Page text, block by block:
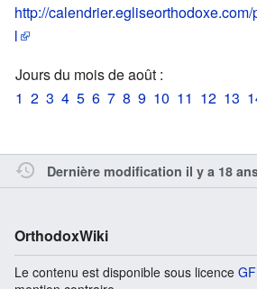
http://
l
Jours du mois de août :
1 2 3 4 5 6 7 8 9 10 11 12 13
Dernière modification il y a 18
OrthodoxWiki
Le contenu est disponible sous licence